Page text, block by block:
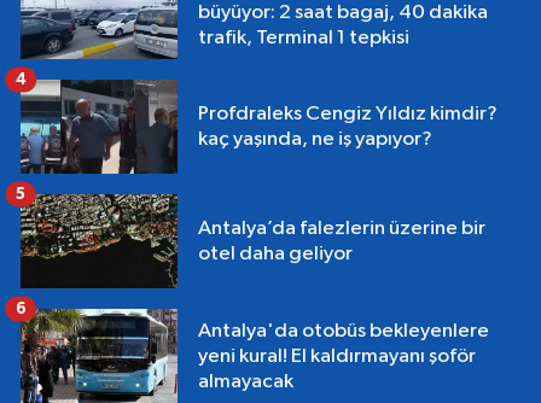
büyüyor: 2 saat bagaj, 40 dakika
trafik, Terminal 1 tepkisi
Profdraleks Cengiz Yıldız kimdir?
kaç yaşında, ne iş yapıyor?
4
Antalya’da falezlerin üzerine bir
otel daha geliyor
5
Antalya'da otobüs bekleyenlere
yeni kural! El kaldırmayanı şoför
almayacak
6